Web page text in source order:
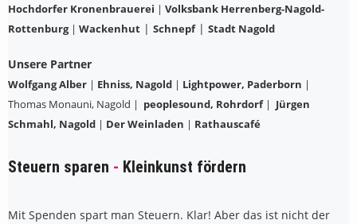
Hochdorfer Kronenbrauerei | Volksbank Herrenberg-Nagold-
Rottenburg| Wackenhut | Schnepf| Stadt Nagold
Unsere Partner
Wolfgang Alber | Ehniss, Nagold | Lightpower, Paderborn |
Thomas Monauni, Nagold | peoplesound, Rohrdorf| Jürgen
Schmahl, Nagold | Der Weinladen | Rathauscafé
Steuern sparen - Kleinkunst fördern
Mit Spenden spart man Steuern. Klar! Aber das ist nicht der